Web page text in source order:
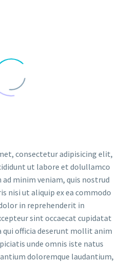
consectetur adipisicing elit,
ut labore et dolullamco
minim veniam, quis nostrud
nisi ut aliquip ex ea commodo
in reprehenderit in
sint occaecat cupidatat
qui officia deserunt mollit anim
unde omnis iste natus
doloremque laudantium,